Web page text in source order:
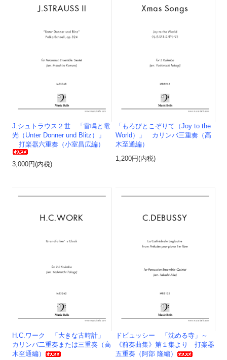
J.シュトラウス２世 「雷鳴と電
光（Unter Donner und Blitz）」
打楽器六重奏（小室昌広編）
3,000円(内税)
「もろびとこぞりて（Joy to the
World）」 カリンバ三重奏（高
木至通編）
1,200円(内税)
H.C.ワーク 「大きな古時計」
カリンバ二重奏または三重奏（高
木至通編）
ドビュッシー 「沈める寺」～
《前奏曲集》第１集より 打楽器
五重奏（阿部 隆編）